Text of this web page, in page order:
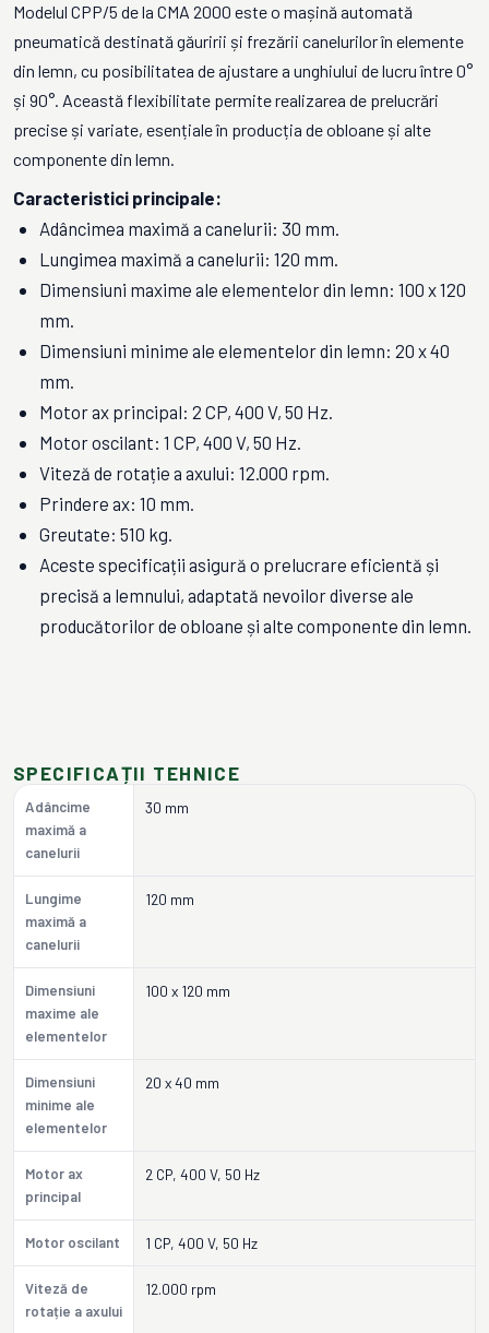
Modelul CPP/5 de la CMA 2000 este o mașină automată
pneumatică destinată găuririi și frezării canelurilor în elemente
din lemn, cu posibilitatea de ajustare a unghiului de lucru între 0°
și 90°. Această flexibilitate permite realizarea de prelucrări
precise și variate, esențiale în producția de obloane și alte
componente din lemn.
Caracteristici principale:
Adâncimea maximă a canelurii: 30 mm.
Lungimea maximă a canelurii: 120 mm.
Dimensiuni maxime ale elementelor din lemn: 100 x 120
mm.
Dimensiuni minime ale elementelor din lemn: 20 x 40
mm.
Motor ax principal: 2 CP, 400 V, 50 Hz.
Motor oscilant: 1 CP, 400 V, 50 Hz.
Viteză de rotație a axului: 12.000 rpm.
Prindere ax: 10 mm.
Greutate: 510 kg.
Aceste specificații asigură o prelucrare eficientă și
precisă a lemnului, adaptată nevoilor diverse ale
producătorilor de obloane și alte componente din lemn.
SPECIFICAȚII TEHNICE
Adâncime
maximă a
canelurii
30 mm
Lungime
maximă a
canelurii
120 mm
Dimensiuni
maxime ale
elementelor
100 x 120 mm
Dimensiuni
minime ale
elementelor
20 x 40 mm
Motor ax
principal
2 CP, 400 V, 50 Hz
Motor oscilant 1 CP, 400 V, 50 Hz
Viteză de
rotație a axului
12.000 rpm